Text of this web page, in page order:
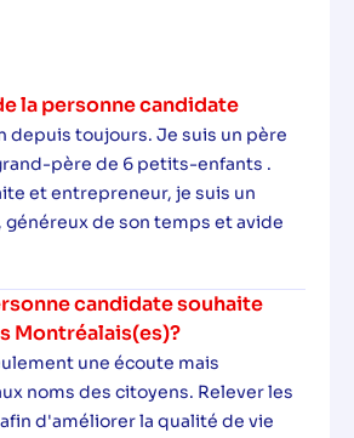
la personne candidate
depuis toujours. Je suis un père
père de 6 petits-enfants .
et entrepreneur, je suis un
généreux de son temps et avide
candidate souhaite
Montréalais(es)?
une écoute mais
noms des citoyens. Relever les
d'améliorer la qualité de vie